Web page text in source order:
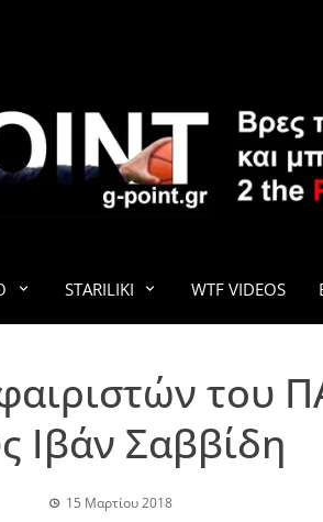
G-
STARILIKI WTF VIDEOS
του
Ιβάν Σαββίδη
15 Μαρτίου 2018